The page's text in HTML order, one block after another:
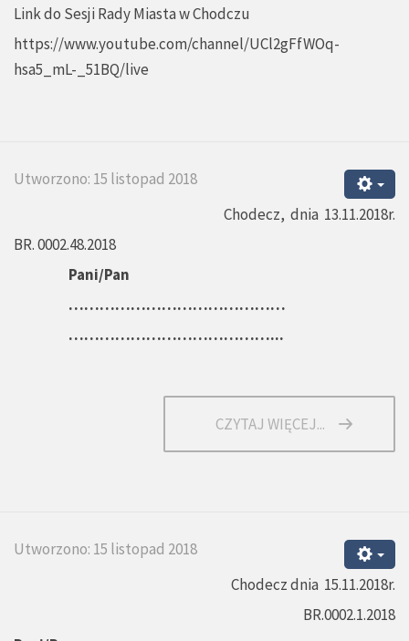
Link do Sesji Rady Miasta w Chodczu
https://www.youtube.com/channel/UCl2gFfWOq-
hsa5_mL-_51BQ/live
Utworzono: 15 listopad 2018
Chodecz, dnia 13.11.2018r.
BR. 0002.48.2018
Pani/Pan
……………………………………
…………………………………...
CZYTAJ WIĘCEJ...
Utworzono: 15 listopad 2018
Chodecz dnia 15.11.2018r.
BR.0002.1.2018